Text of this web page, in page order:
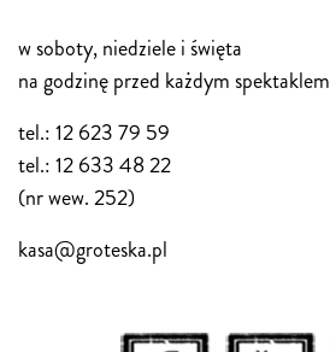
w soboty, niedziele i święta
na godzinę przed każdym spektaklem
tel.: 12 623 79 59
tel.: 12 633 48 22
(nr wew. 252)
kasa@groteska.pl